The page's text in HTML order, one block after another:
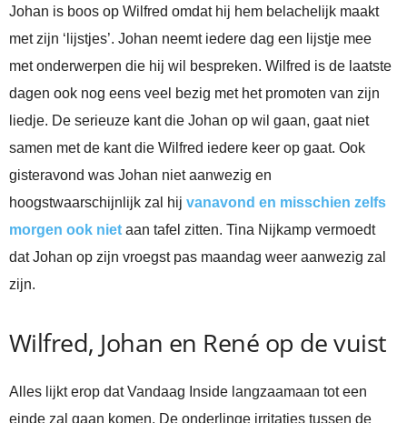
Johan is boos op Wilfred omdat hij hem belachelijk maakt
met zijn ‘lijstjes’. Johan neemt iedere dag een lijstje mee
met onderwerpen die hij wil bespreken. Wilfred is de laatste
dagen ook nog eens veel bezig met het promoten van zijn
liedje. De serieuze kant die Johan op wil gaan, gaat niet
samen met de kant die Wilfred iedere keer op gaat. Ook
gisteravond was Johan niet aanwezig en
hoogstwaarschijnlijk zal hij vanavond en misschien zelfs
morgen ook niet aan tafel zitten. Tina Nijkamp vermoedt
dat Johan op zijn vroegst pas maandag weer aanwezig zal
zijn.
Wilfred, Johan en René op de vuist
Alles lijkt erop dat Vandaag Inside langzaamaan tot een
einde zal gaan komen. De onderlinge irritaties tussen de